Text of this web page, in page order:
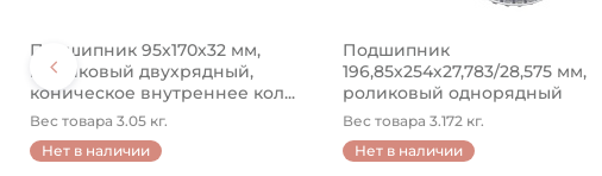
Подшипник 95х170х32 мм,
шариковый двухрядный,
коническое внутреннее кол...
Вес товара 3.05 кг.
Нет в наличии
Подшипник
196,85х254х27,783/28,575 мм,
роликовый однорядный
конический ...
Вес товара 3.172 кг.
Нет в наличии